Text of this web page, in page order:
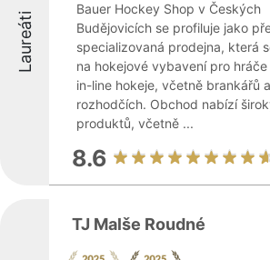
Laureáti
Bauer Hockey Shop v Českých
Budějovicích se profiluje jako
specializovaná prodejna, která
na hokejové vybavení pro hráče
in-line hokeje, včetně brankářů a
rozhodčích. Obchod nabízí
produktů, včetně ...
8.6
TJ Malše Roudné